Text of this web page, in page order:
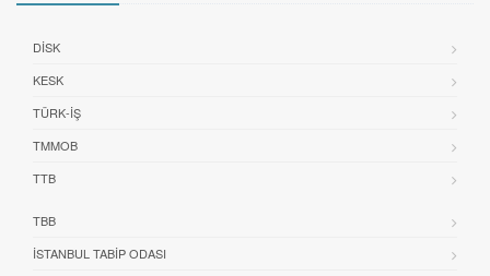
DİSK
KESK
TÜRK-İŞ
TMMOB
TTB
TBB
İSTANBUL TABIP ODASI